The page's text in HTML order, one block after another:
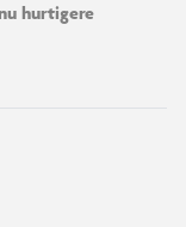
hurtigere